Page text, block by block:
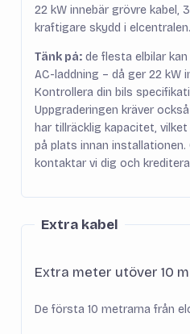
22 kW innebär grövre kabel,
kraftigare skydd i elcentralen.
Tänk på: de flesta elbilar kan
AC-laddning – då ger 22 kW
Kontrollera din bils
Uppgraderingen kräver
har tillräcklig kapacitet,
på plats innan
kontaktar vi dig och
Extra kabel
Extra meter utöver 10 m
De första 10 metrarna från